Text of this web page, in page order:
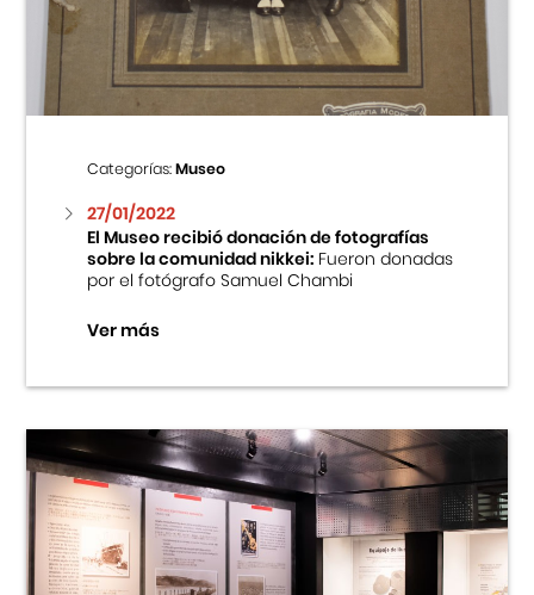
Centro Cultural Peruano Japonés
Museo de la Inmigración Japonesa
Fondo Editorial
Teatro Peruano Japonés
Categorías:Museo
27/01/2022
El Museo recibió donación de fotografías
sobre la comunidad nikkei:Fueron donadas
por el fotógrafo Samuel Chambi
Ver más